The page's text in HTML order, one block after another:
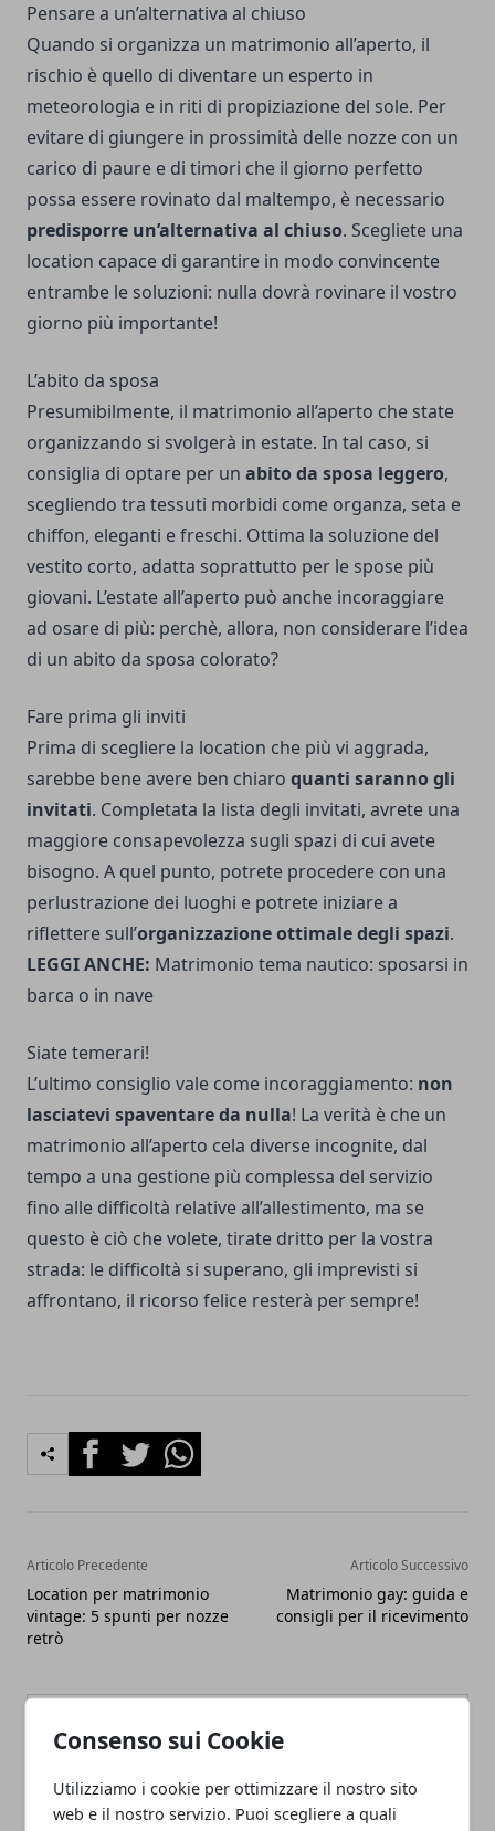
Consenso sui Cookie
Utilizziamo i cookie per ottimizzare il nostro sito
web e il nostro servizio. Puoi scegliere a quali
Pensare a un’alternativa al chiuso
Quando si organizza un matrimonio all’aperto, il
rischio è quello di diventare un esperto in
meteorologia e in riti di propiziazione del sole. Per
evitare di giungere in prossimità delle nozze con un
carico di paure e di timori che il giorno perfetto
possa essere rovinato dal maltempo, è necessario
predisporre un’alternativa al chiuso. Scegliete una
location capace di garantire in modo convincente
entrambe le soluzioni: nulla dovrà rovinare il vostro
giorno più importante!
L’abito da sposa
Presumibilmente, il matrimonio all’aperto che state
organizzando si svolgerà in estate. In tal caso, si
consiglia di optare per un abito da sposa leggero,
scegliendo tra tessuti morbidi come organza, seta e
chiffon, eleganti e freschi. Ottima la soluzione del
vestito corto, adatta soprattutto per le spose più
giovani. L’estate all’aperto può anche incoraggiare
ad osare di più: perchè, allora, non considerare l’idea
di un abito da sposa colorato?
Fare prima gli inviti
Prima di scegliere la location che più vi aggrada,
sarebbe bene avere ben chiaro quanti saranno gli
invitati. Completata la lista degli invitati, avrete una
maggiore consapevolezza sugli spazi di cui avete
bisogno. A quel punto, potrete procedere con una
perlustrazione dei luoghi e potrete iniziare a
riflettere sull’organizzazione ottimale degli spazi.
LEGGI ANCHE: Matrimonio tema nautico: sposarsi in
barca o in nave
Siate temerari!
L’ultimo consiglio vale come incoraggiamento: non
lasciatevi spaventare da nulla! La verità è che un
matrimonio all’aperto cela diverse incognite, dal
tempo a una gestione più complessa del servizio
fino alle difficoltà relative all’allestimento, ma se
questo è ciò che volete, tirate dritto per la vostra
strada: le difficoltà si superano, gli imprevisti si
affrontano, il ricorso felice resterà per sempre!
FacebookTwitterWhatsapp
Articolo Precedente
Location per matrimonio
vintage: 5 spunti per nozze
retrò
Articolo Successivo
Matrimonio gay: guida e
consigli per il ricevimento
Redazione